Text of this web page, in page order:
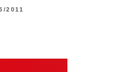
2011